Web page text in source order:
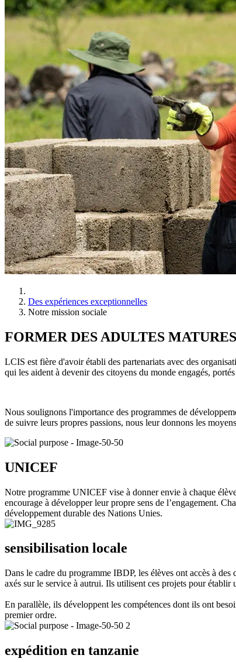
Des expériences exceptionnelles
Notre mission sociale
FORMER DES ADULTES
LCIS est fière d'avoir établi des partenariats avec des
qui les aident à devenir des citoyens du monde engagés,
Nous soulignons l'importance des programmes de
de suivre leurs propres passions, nous leur donnons les
UNICEF
Notre programme UNICEF vise à donner envie à chaque
encourage à développer leur propre sens de l’engagement.
développement durable des Nations Unies.
sensibilisation locale
Dans le cadre du programme IBDP, les élèves ont accès à
axés sur le service à autrui. Ils utilisent ces projets pour établir
En parallèle, ils développent les compétences dont ils ont
premier ordre.
expédition en tanzanie